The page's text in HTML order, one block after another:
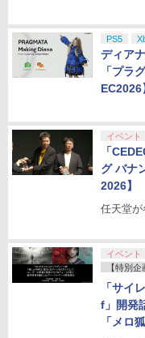
PS5
ディア
「プラ
EC2026
イベント
「
グ バナ
2026】
任天堂が
イベント
【特別企
「サイ
f」開発
「メロ